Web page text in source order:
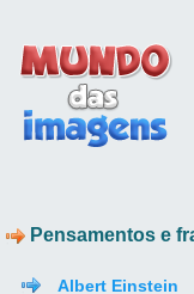
Pensamentos e
Albert Einstein